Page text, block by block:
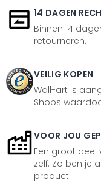
14 DAGEN
Binnen 14
retourneren.
VEILIG KOPEN
Wall-art is
Shops
VOOR JOU
Een groot
zelf. Zo ben je
product.